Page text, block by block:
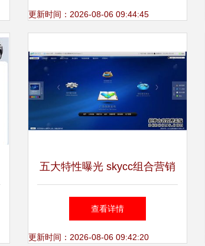
做到从0到1
更新时间：2026-08-06 09:44:45
五大特性曝光 skycc组合营销
软件引爆市场软件销售
查看详情
更新时间：2026-08-06 09:42:20